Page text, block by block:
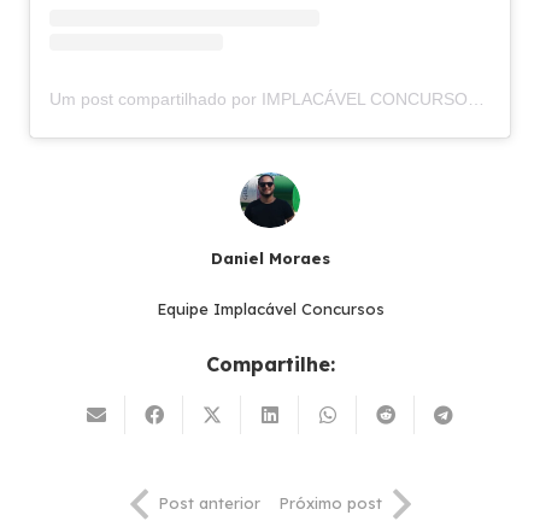
Um post compartilhado por IMPLACÁVEL CONCURSOS (@implacavelconcursos)
Daniel Moraes
Equipe Implacável Concursos
Compartilhe:
Post anterior Próximo post